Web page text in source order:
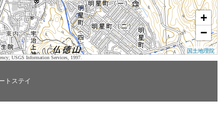
+
−
国土地理院
USGS Information Services, 1997.
トステイ